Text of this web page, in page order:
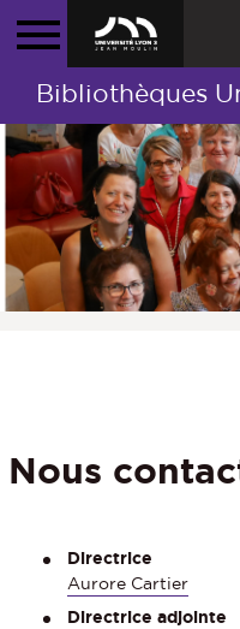
Bibliothèques
Nous
Directrice
Aurore Cartier
Directrice adjointe